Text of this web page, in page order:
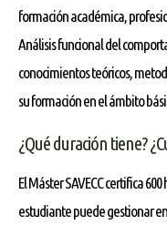
formación académica,
Análisis funcional del
conocimientos teóricos,
su formación en el ámbito
¿Qué duración tiene?
El Máster SAVECC certifica
estudiante puede gestionar